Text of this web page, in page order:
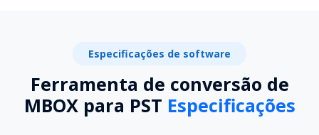
Especificações de software
Ferramenta de conversão de
MBOX para PST Especificações